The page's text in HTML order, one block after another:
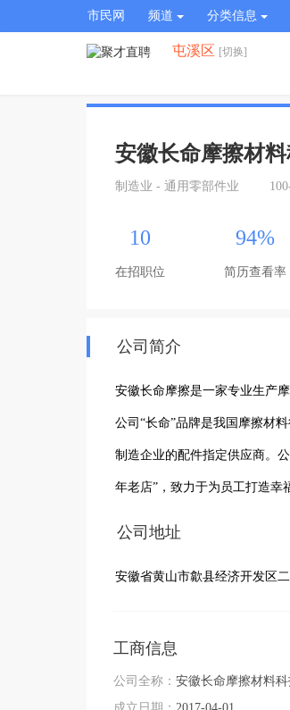
市民网 频道 分类信息
屯溪区 [切换]
安徽长命摩擦材
制造业 - 通用零部件业
10
在招职位
94%
简历查看率
公司简介
安徽长命摩擦是一家专业生产
公司“长命”品牌是我国摩擦材
制造企业的配件指定供应商。
年老店”，致力于为员工打造幸
公司地址
安徽省黄山市歙县经济开发区
工商信息
公司全称： 安徽长命摩擦材料科